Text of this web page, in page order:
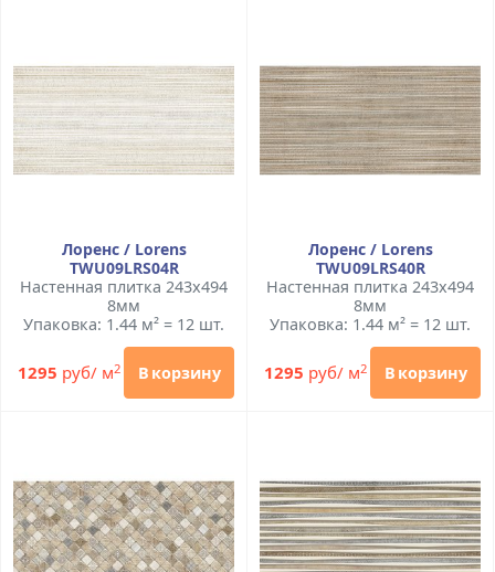
Лоренс / Lorens
TWU09LRS04R
Настенная плитка 243x494
8мм
Упаковка: 1.44 м² = 12 шт.
1295 руб/ м2 В корзину
Лоренс / Lorens
TWU09LRS40R
Настенная плитка 243x494
8мм
Упаковка: 1.44 м² = 12 шт.
1295 руб/ м2 В корзину